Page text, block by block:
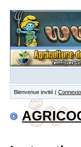
Bienvenue invité (